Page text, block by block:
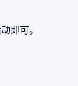
即可。